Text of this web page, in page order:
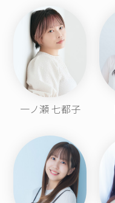
一ノ瀬 七都子